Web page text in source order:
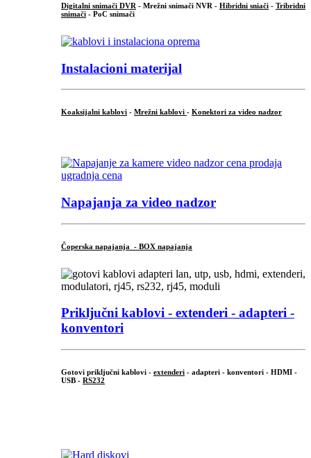
Digitalni snimači DVR - Mrežni snimači NVR - Hibridni sniači - Tribridni
snimači - PoC snimači
Instalacioni materijal
Koaksijalni kablovi - Mrežni kablovi - Konektori za video nadzor
Napajanja za video nadzor
Čoperska napajanja - BOX napajanja
Priključni kablovi - extenderi - adapteri -
konventori
Gotovi priključni kablovi - extenderi - adapteri - konventori - HDMI -
USB - RS232